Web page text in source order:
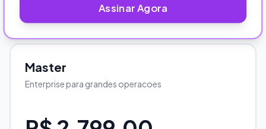
Assinar Agora
Master
Enterprise para grandes operacoes